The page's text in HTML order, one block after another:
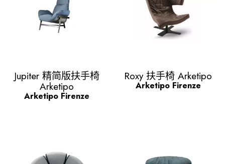
Quick view
Jupiter 精简版扶手椅
Arketipo
Arketipo Firenze
Quick view
Roxy 扶手椅 Arketipo
Arketipo Firenze